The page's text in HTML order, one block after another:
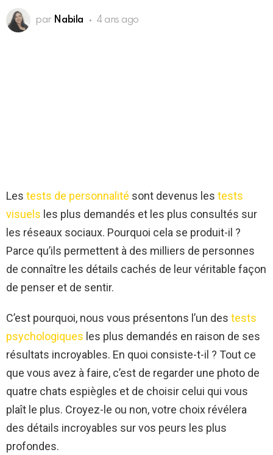
par Nabila 4 ans ago
Les tests de personnalité sont devenus les tests
visuels les plus demandés et les plus consultés sur
les réseaux sociaux. Pourquoi cela se produit-il ?
Parce qu’ils permettent à des milliers de personnes
de connaître les détails cachés de leur véritable façon
de penser et de sentir.
C’est pourquoi, nous vous présentons l’un des tests
psychologiques les plus demandés en raison de ses
résultats incroyables. En quoi consiste-t-il ? Tout ce
que vous avez à faire, c’est de regarder une photo de
quatre chats espiègles et de choisir celui qui vous
plaît le plus. Croyez-le ou non, votre choix révélera
des détails incroyables sur vos peurs les plus
profondes.